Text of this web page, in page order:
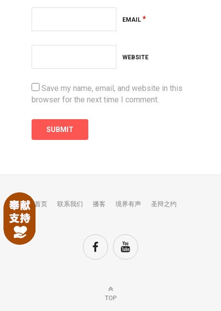
EMAIL *
WEBSITE
Save my name, email, and website in this
browser for the next time I comment.
首页 联系我们 播客 境界有声 圣辩之约
TOP